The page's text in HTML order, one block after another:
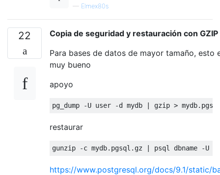
— Elmex80s
22
Copia de seguridad y restauración con GZIP
Para bases de datos de mayor tamaño, esto
muy bueno
apoyo
pg_dump -U user -d mydb | gzip > mydb.
restaurar
gunzip -c mydb. pgsql . gz | psql dbname -U
https://www.postgresql.org/docs/9.1/static/